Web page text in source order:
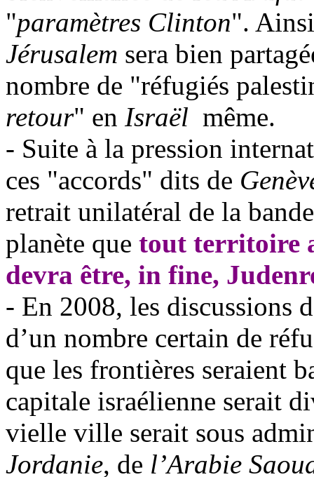
"paramètres Clinton".
Jérusalem sera bien
nombre de "réfugiés
retour" en Israël même.
- Suite à la pression
ces "accords" dits de
retrait unilatéral de la
planète que tout territoire
devra être, in fine,
- En 2008, les discussions
d’un nombre certain de
que les frontières seraient
capitale israélienne serait
vielle ville serait sous
Jordanie, de l’Arabie